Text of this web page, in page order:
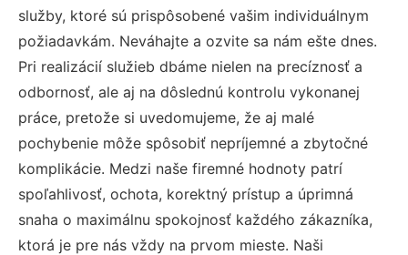
služby, ktoré sú prispôsobené vašim individuálnym
požiadavkám. Neváhajte a ozvite sa nám ešte dnes.
Pri realizácií služieb dbáme nielen na precíznosť a
odbornosť, ale aj na dôslednú kontrolu vykonanej
práce, pretože si uvedomujeme, že aj malé
pochybenie môže spôsobiť nepríjemné a zbytočné
komplikácie. Medzi naše firemné hodnoty patrí
spoľahlivosť, ochota, korektný prístup a úprimná
snaha o maximálnu spokojnosť každého zákazníka,
ktorá je pre nás vždy na prvom mieste. Naši